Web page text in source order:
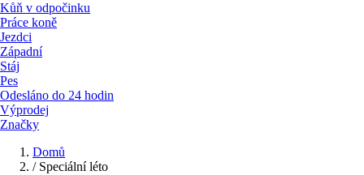
Kůň v odpočinku
Práce koně
Jezdci
Západní
Stáj
Pes
Odesláno do 24 hodin
Výprodej
Značky
Domů
/ Speciální léto